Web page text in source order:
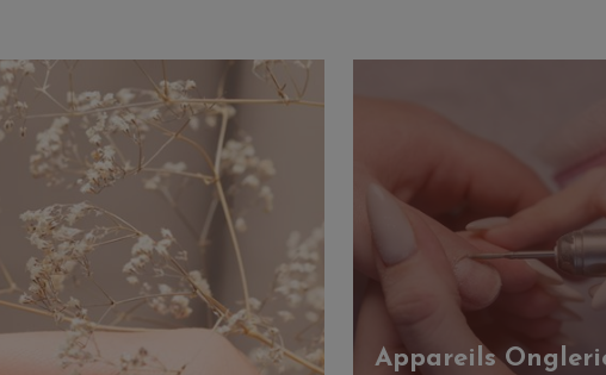
Appareils